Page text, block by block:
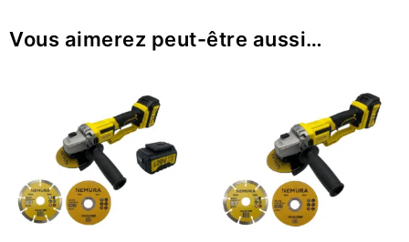
Vous aimerez peut-être aussi…